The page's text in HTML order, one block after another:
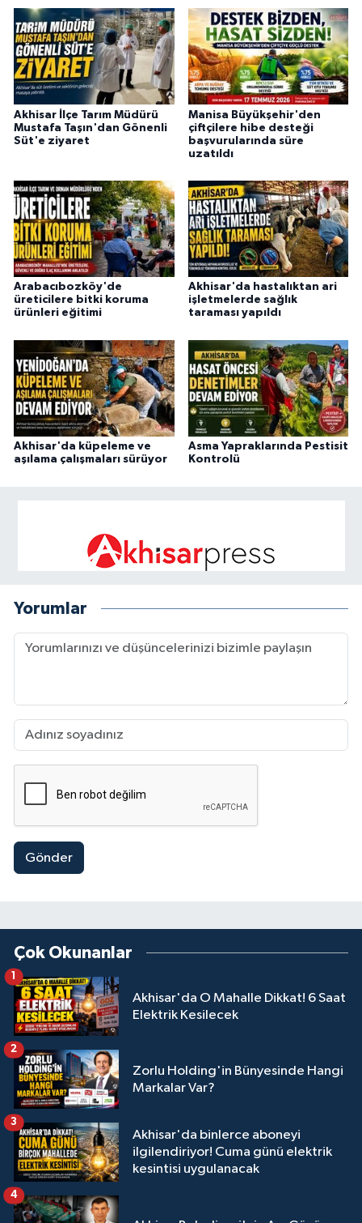
Akhisar İlçe Tarım Müdürü
Mustafa Taşın'dan Gönenli
Süt'e ziyaret
Manisa Büyükşehir'den
çiftçilere hibe desteği
başvurularında süre
uzatıldı
Arabacıbozköy'de
üreticilere bitki koruma
ürünleri eğitimi
Akhisar'da hastalıktan ari
işletmelerde sağlık
taraması yapıldı
Akhisar'da küpeleme ve
aşılama çalışmaları sürüyor
Asma Yapraklarında Pestisit
Kontrolü
Yorumlar
Gönder
Çok Okunanlar
Akhisar'da O Mahalle Dikkat! 6 Saat
Elektrik Kesilecek
Zorlu Holding'in Bünyesinde Hangi
Markalar Var?
2
Akhisar'da binlerce aboneyi
ilgilendiriyor! Cuma günü elektrik
kesintisi uygulanacak
3
4